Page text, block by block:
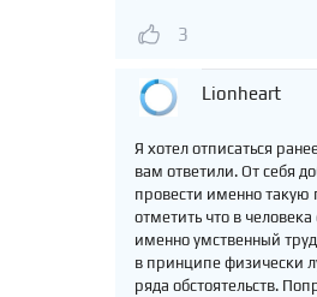
3
Lionheart
Я хотел отписаться
вам ответили. От себя
провести именно такую
отметить что в
именно умственный
в принципе физически
ряда обстоятельств.